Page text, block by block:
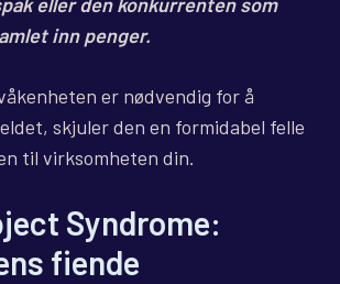
eller den konkurrenten som
inn penger.
er nødvendig for å
skjuler den en formidabel felle
til virksomheten din.
Syndrome:
fiende